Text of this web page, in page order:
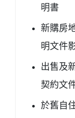
明書
新購房
明文件
出售及
契約文
於舊自